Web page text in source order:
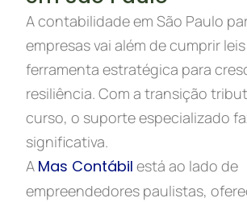
A contabilidade em São Paulo
empresas vai além de cumprir
ferramenta estratégica para
resiliência. Com a transição
curso, o suporte especializado
significativa.
A Mas Contábil está ao lado de
empreendedores paulistas,